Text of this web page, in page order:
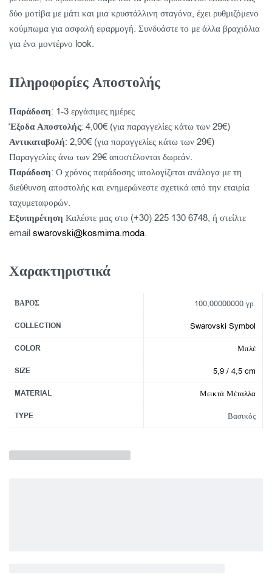
δύο μοτίβα με μάτι και μια κρυστάλλινη σταγόνα, έχει ρυθμιζόμενο
κούμπωμα για ασφαλή εφαρμογή. Συνδυάστε το με άλλα βραχιόλια
για ένα μοντέρνο look.
Πληροφορίες Αποστολής
Παράδοση: 1-3 εργάσιμες ημέρες
Έξοδα Αποστολής: 4,00€ (για παραγγελίες κάτω των 29€)
Αντικαταβολή: 2,90€ (για παραγγελίες κάτω των 29€)
Παραγγελίες άνω των 29€ αποστέλονται δωρεάν.
Παράδοση: Ο χρόνος παράδοσης υπολογίζεται ανάλογα με τη
διεύθυνση αποστολής και ενημερώνεστε σχετικά από την εταιρία
ταχυμεταφορών.
Εξυπηρέτηση Καλέστε μας στο (+30) 225 130 6748, ή στείλτε
email swarovski@kosmima.moda.
Χαρακτηριστικά
ΒΆΡΟΣ 100,00000000 γρ.
COLLECTION Swarovski Symbol
COLOR Μπλέ
SIZE 5,9 / 4,5 cm
MATERIAL Μεικτά Μέταλλα
TYPE Βασικός